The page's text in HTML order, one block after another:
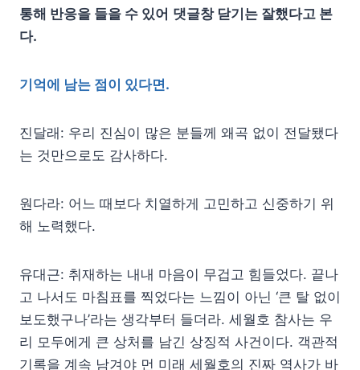
통해 반응을 들을 수 있어 댓글창 닫기는 잘했다고 본
다.
기억에 남는 점이 있다면.
진달래: 우리 진심이 많은 분들께 왜곡 없이 전달됐다
는 것만으로도 감사하다.
원다라: 어느 때보다 치열하게 고민하고 신중하기 위
해 노력했다.
유대근: 취재하는 내내 마음이 무겁고 힘들었다. 끝나
고 나서도 마침표를 찍었다는 느낌이 아닌 ‘큰 탈 없이
보도했구나’라는 생각부터 들더라. 세월호 참사는 우
리 모두에게 큰 상처를 남긴 상징적 사건이다. 객관적
기록을 계속 남겨야 먼 미래 세월호의 진짜 역사가 바